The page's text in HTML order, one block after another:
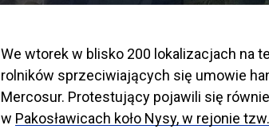
We wtorek w blisko 200 lokalizacjach na
rolników sprzeciwiających się umowie
Mercosur. Protestujący pojawili się
w Pakosławicach koło Nysy, w rejonie tzw.